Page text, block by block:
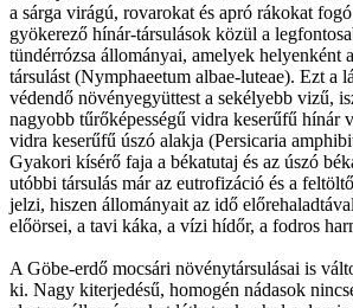
a sárga virágú, rovarokat és apró rákokat
gyökerező hínár-társulások közül a
tündérrózsa állományai, amelyek helyenként
társulást (Nymphaeetum albae-luteae). Ezt a
védendő növényegyüttest a sekélyebb vizű,
nagyobb tűrőképességű vidra keserűfű hínár
vidra keserűfű úszó alakja (Persicaria
Gyakori kísérő faja a békatutaj és az úszó
utóbbi társulás már az eutrofizáció és a
jelzi, hiszen állományait az idő
előörsei, a tavi káka, a vízi hídőr, a fodros
A Göbe-erdő mocsári növénytársulásai is
ki. Nagy kiterjedésű, homogén nádasok